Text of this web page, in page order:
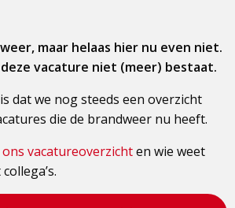
maar helaas hier nu even niet.
vacature niet (meer) bestaat.
dat we nog steeds een overzicht
die de brandweer nu heeft.
vacatureoverzichten wie weet